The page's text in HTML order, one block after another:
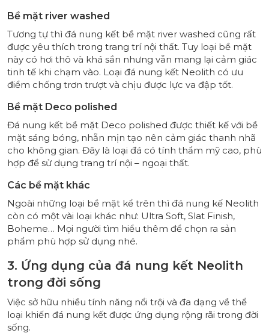
Bề mặt river washed
Tương tự thì đá nung kết bề mặt river washed cũng rất
được yêu thích trong trang trí nội thất. Tuy loại bề mặt
này có hơi thô và khá sần nhưng vẫn mang lại cảm giác
tinh tế khi chạm vào. Loại đá nung kết Neolith có ưu
điểm chống trơn trượt và chịu được lực va đập tốt.
Bề mặt Deco polished
Đá nung kết bề mặt Deco polished được thiết kế với bề
mặt sáng bóng, nhẵn mịn tạo nên cảm giác thanh nhã
cho không gian. Đây là loại đá có tính thẩm mỹ cao, phù
hợp để sử dụng trang trí nội – ngoại thất.
Các bề mặt khác
Ngoài những loại bề mặt kể trên thì đá nung kế Neolith
còn có một vài loại khác như: Ultra Soft, Slat Finish,
Boheme… Mọi người tìm hiểu thêm để chọn ra sản
phẩm phù hợp sử dụng nhé.
3. Ứng dụng của đá nung kết Neolith
trong đời sống
Việc sở hữu nhiều tính năng nổi trội và đa dạng về thể
loại khiến đá nung kết được ứng dụng rộng rãi trong đời
sống.